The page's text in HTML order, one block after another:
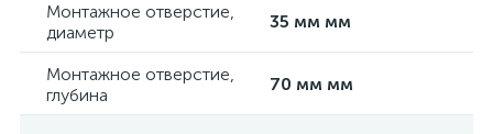
Монтажное отверстие,
диаметр
35 мм мм
Монтажное отверстие,
глубина
70 мм мм